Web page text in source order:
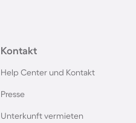
Kontakt
Help Center und Kontakt
Presse
Unterkunft vermieten